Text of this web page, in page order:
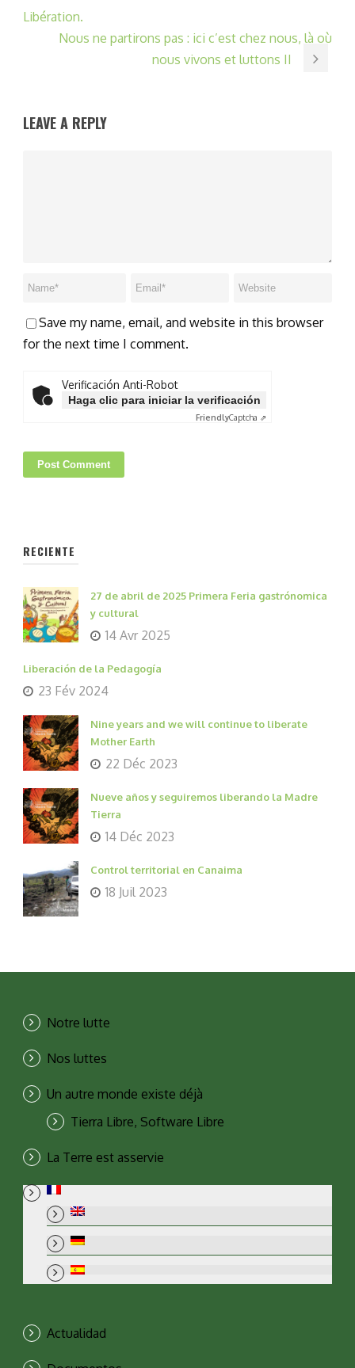
Libération.
Nous ne partirons pas : ici c’est chez nous, là où
nous vivons et luttons II
LEAVE A REPLY
Save my name, email, and website in this browser
for the next time I comment.
Verificación Anti-Robot
Haga clic para iniciar la verificación
FriendlyCaptcha ⇗
RECIENTE
27 de abril de 2025 Primera Feria gastrónomica
y cultural
14 Avr 2025
Liberación de la Pedagogía
23 Fév 2024
Nine years and we will continue to liberate
Mother Earth
22 Déc 2023
Nueve años y seguiremos liberando la Madre
Tierra
14 Déc 2023
Control territorial en Canaima
18 Juil 2023
Notre lutte
Nos luttes
Un autre monde existe déjà
Tierra Libre, Software Libre
La Terre est asservie
Actualidad